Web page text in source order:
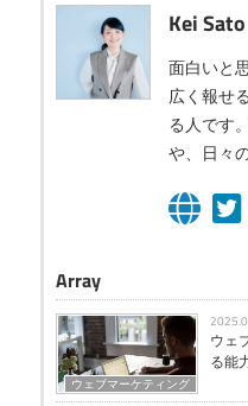
Kei Sato
面白いと
広く報せ
る人です
や、日々
Array
ウェブマーケティング
ウェ
る能